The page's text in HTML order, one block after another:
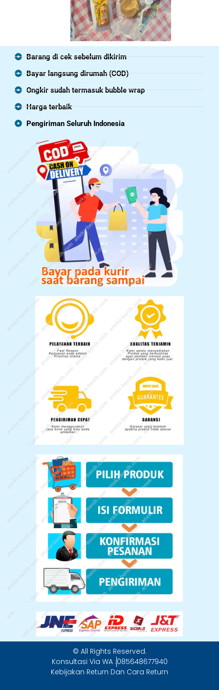
Barang di cek sebelum dikirim
Bayar langsung dirumah (COD)
Ongkir sudah termasuk bubble wrap
Harga terbaik
Pengiriman Seluruh Indonesia
© All Rights Reserved.
Konsultasi Via WA :085648677940
Kebijakan Return Dan Cara Return